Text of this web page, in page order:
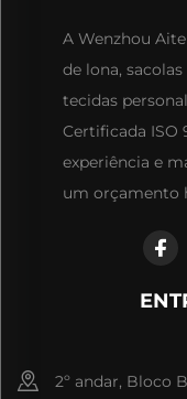
A Wenzhou
de lona,
tecidas
Certificada ISO
experiência e
um orçamento
2º andar, Bloco